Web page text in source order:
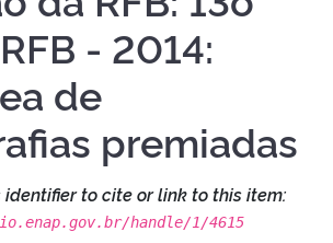
- 2014:
de
premiadas
identifier to cite or link to this item:
handle/1/4615